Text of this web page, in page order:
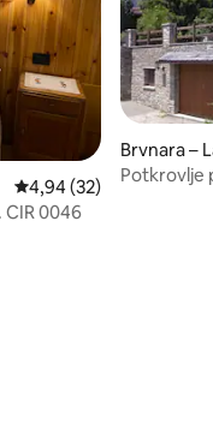
Prosječna ocjena: 4,94/
4,94 (32)
0046
Brvnara –
Potkrovlje